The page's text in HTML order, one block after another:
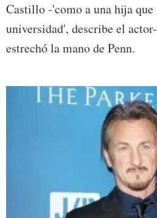
Castillo -'como a una hija que
universidad', describe el
estrechó la mano de Penn.